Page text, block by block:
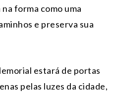
forma como uma
e preserva sua
estará de portas
pelas luzes da cidade,